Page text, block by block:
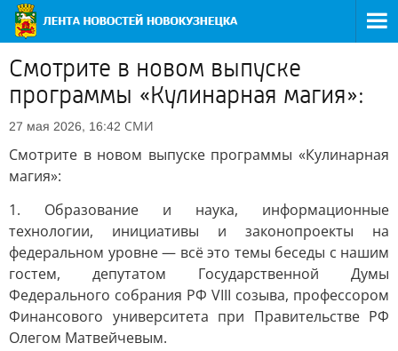
Смотрите в новом выпуске
программы «Кулинарная магия»:
27 мая 2026, 16:42 СМИ
Смотрите в новом выпуске программы «Кулинарная
магия»:
1. Образование и наука, информационные
технологии, инициативы и законопроекты на
федеральном уровне — всё это темы беседы с нашим
гостем, депутатом Государственной Думы
Федерального собрания РФ VIII созыва, профессором
Финансового университета при Правительстве РФ
Олегом Матвейчевым.